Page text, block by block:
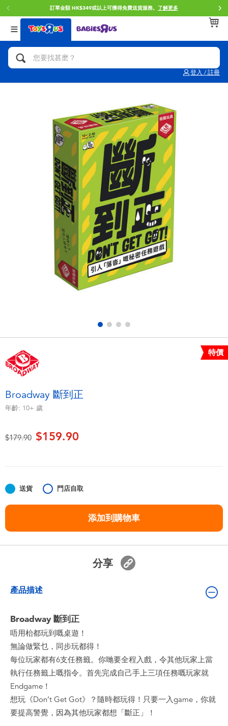
訂單金額 HK$349或以上可獲得免費送貨服務。 了解更多
登入 / 註冊
返回
分類目錄
人氣英雄,角色扮演,射擊玩具
拼砌組合及樂高LEGO
玩具車,貨車,火車及遙控系列
手工藝,文具,蠟筆,泥膠,畫板
娃娃, 芭比,收藏公仔
電子玩具
遊戲及拼圖系列
益智學習玩具
毛毛公仔玩具
夏日用品
任天堂 Switch
返回
品牌
Brunch Brother 早午餐兄弟
Spider-Man蜘蛛俠
Mini Brands
Play-Doh培樂多
Pokemon寶可夢
playpop
LEGO樂高
LeapFrog跳跳蛙
返回
年齢
0~2歳
5~7歳
8~11歳
12~14歳
14歳以上
特價
Broadway 斷到正
年齡: 10+ 歲
價格從
$179.90至$159.90
送貨 門店自取
添加到購物車
分享
產品描述
Broadway 斷到正
唔用枱都玩到嘅桌遊！
無論做緊乜，同步玩都得！
每位玩家都有6支任務籤。你哋要全程入戲，令其他玩家上當
執行任務籤上嘅指令。首先完成自己手上三項任務嘅玩家就
Endgame！
想玩《Don’t Get Got》？隨時都玩得！只要一入game，你就
要提高警覺，因為其他玩家都想「斷正」！